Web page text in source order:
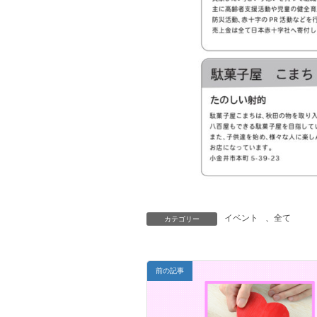
カテゴリー イベント 、 全て
前の記事